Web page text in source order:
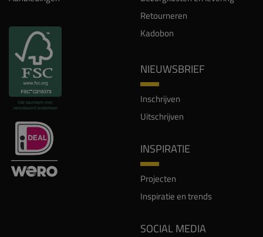
Retourneren
Kadobon
NIEUWSBRIEF
Inschrijven
Uitschrijven
INSPIRATIE
Projecten
Inspiratie en trends
SOCIAL MEDIA